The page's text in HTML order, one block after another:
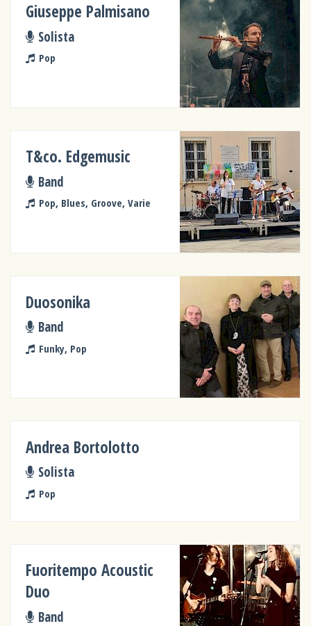
Giuseppe Palmisano
Solista
Pop
T&co. Edgemusic
Band
Pop, Blues, Groove, Varie
Duosonika
Band
Funky, Pop
Andrea Bortolotto
Solista
Pop
Fuoritempo Acoustic
Duo
Band